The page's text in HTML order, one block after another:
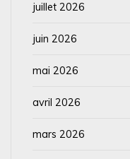
juillet 2026
juin 2026
mai 2026
avril 2026
mars 2026